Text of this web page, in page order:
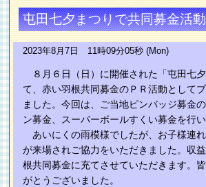
屯田七夕まつりで共同募金活動
2023年8月7日 11時09分05秒 (Mon)
８月６日（日）に開催された「屯田七
て、赤い羽根共同募金のＰＲ活動として
ました。今回は、ご当地ピンバッジ募金
ン募金、スーパーボールすくい募金を行い
あいにくの雨模様でしたが、お子様連
が来場されご協力をいただきました。収
根共同募金に充てさせていただきます。
がとうございました。